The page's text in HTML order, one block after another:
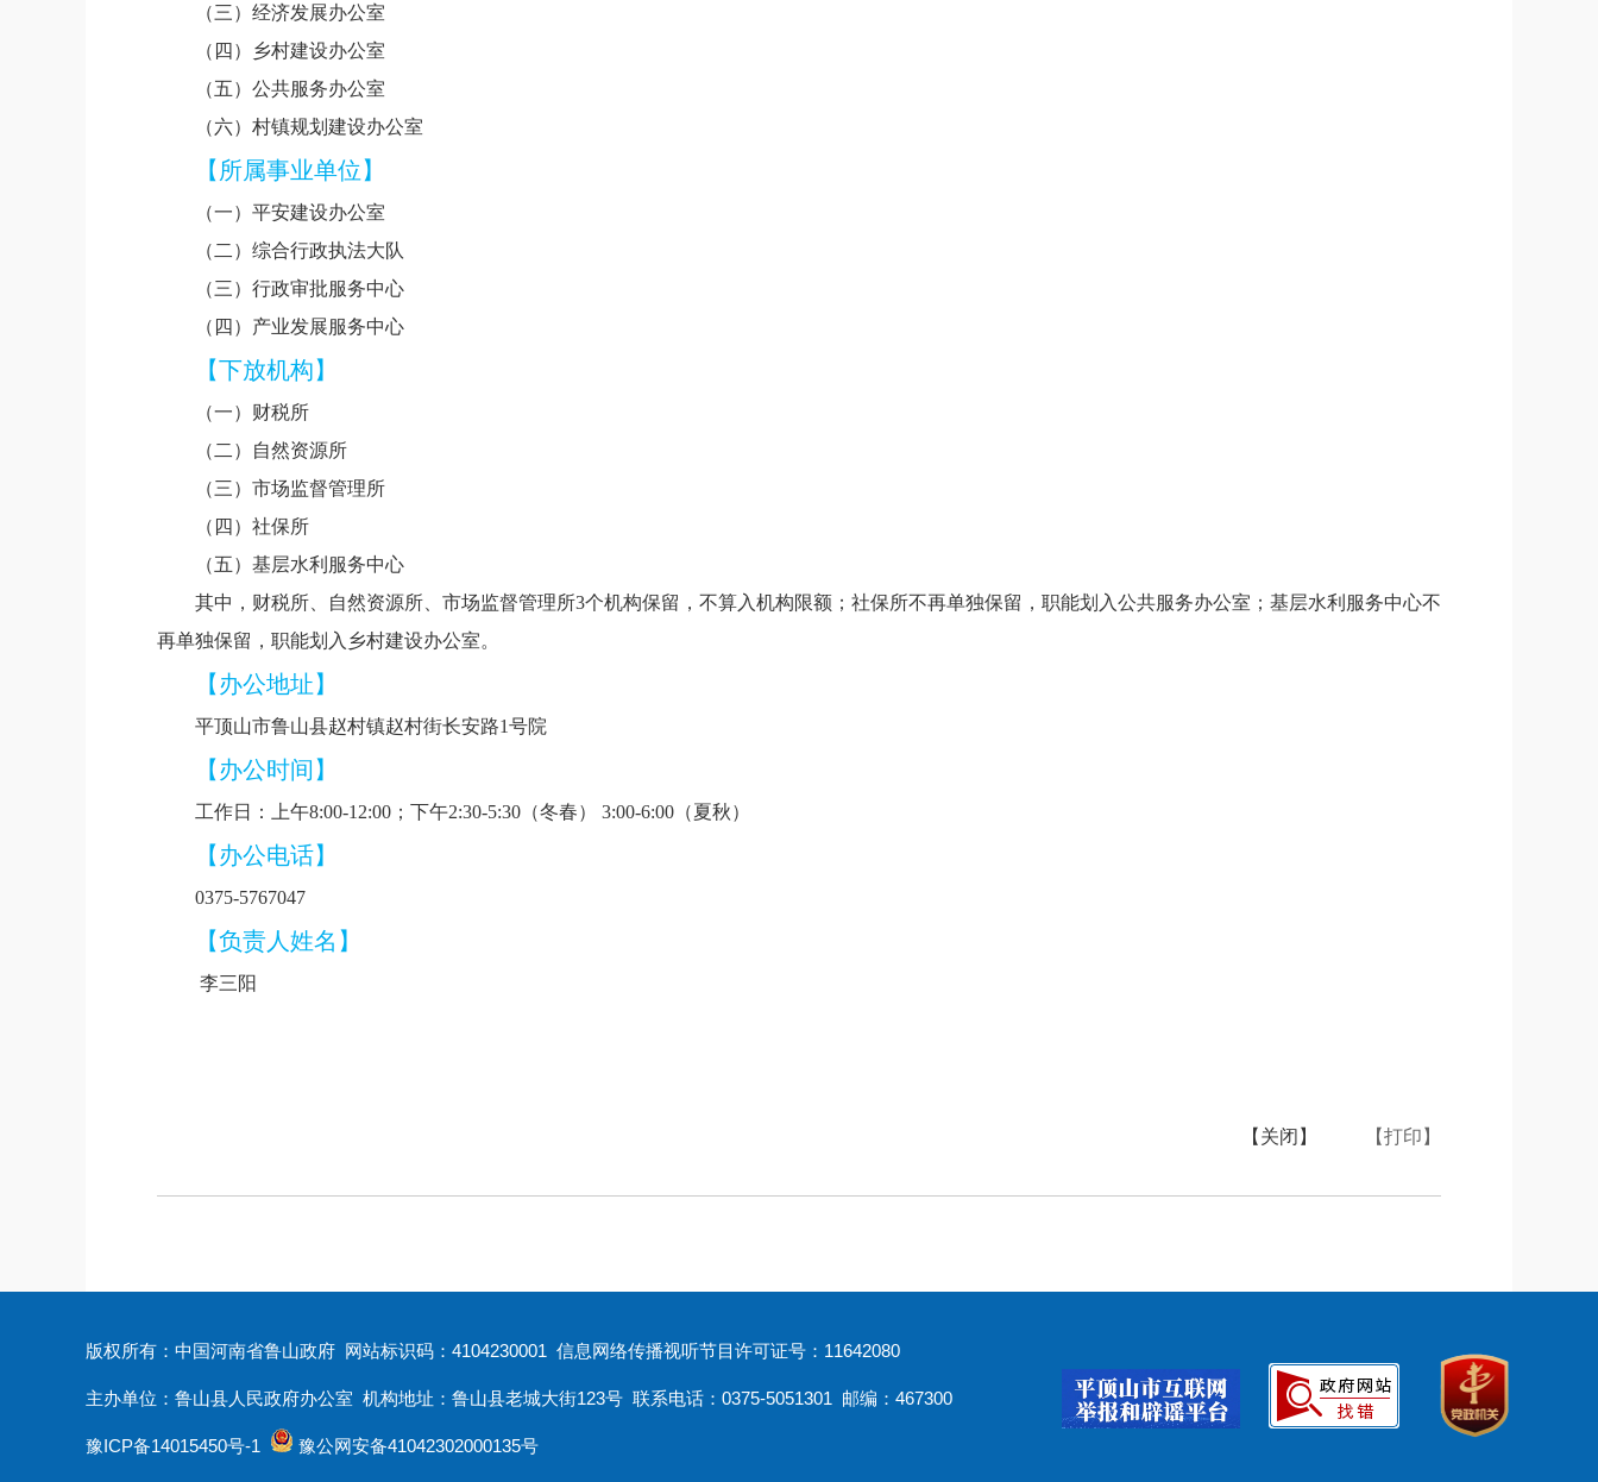
（三）经济发展办公室
（四）乡村建设办公室
（五）公共服务办公室
（六）村镇规划建设办公室
【所属事业单位】
（一）平安建设办公室
（二）综合行政执法大队
（三）行政审批服务中心
（四）产业发展服务中心
【下放机构】
（一）财税所
（二）自然资源所
（三）市场监督管理所
（四）社保所
（五）基层水利服务中心
其中，财税所、自然资源所、市场监督管理所3个机构保留，不算入机构限额；社保所不再单独保留，职能划入公共服务办公室；基层水利服务中心不
再单独保留，职能划入乡村建设办公室。
【办公地址】
平顶山市鲁山县赵村镇赵村街长安路1号院
【办公时间】
工作日：上午8:00-12:00；下午2:30-5:30（冬春） 3:00-6:00（夏秋）
【办公电话】
0375-5767047
【负责人姓名】
李三阳
【打印】
【关闭】
版权所有：中国河南省鲁山政府 网站标识码：4104230001 信息网络传播视听节目许可证号：11642080
主办单位：鲁山县人民政府办公室 机构地址：鲁山县老城大街123号 联系电话：0375-5051301 邮编：467300
豫ICP备14015450号-1 豫公网安备41042302000135号